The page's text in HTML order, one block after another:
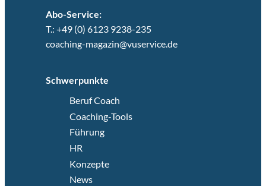
Abo-Service:
T.: +49 (0) 6123 9238-235
coaching-magazin@vuservice.de
Schwerpunkte
Beruf Coach
Coaching-Tools
Führung
HR
Konzepte
News